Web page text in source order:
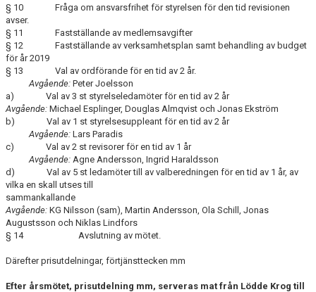
§ 10 Fråga om ansvarsfrihet för styrelsen för den tid revisionen
avser.
§ 11 Fastställande av medlemsavgifter
§ 12 Fastställande av verksamhetsplan samt behandling av budget
för år 2019
§ 13 Val av ordförande för en tid av 2 år.
Avgående: Peter Joelsson
a) Val av 3 st styrelseledamöter för en tid av 2 år
Avgående: Michael Esplinger, Douglas Almqvist och Jonas Ekström
b) Val av 1 st styrelsesuppleant för en tid av 2 år
Avgående: Lars Paradis
c) Val av 2 st revisorer för en tid av 1 år
Avgående: Agne Andersson, Ingrid Haraldsson
d) Val av 5 st ledamöter till av valberedningen för en tid av 1 år, av
vilka en skall utses till
sammankallande
Avgående: KG Nilsson (sam), Martin Andersson, Ola Schill, Jonas
Augustsson och Niklas Lindfors
§ 14 Avslutning av mötet.
Därefter prisutdelningar, förtjänsttecken mm
Efter årsmötet, prisutdelning mm, serveras mat från Lödde Krog till